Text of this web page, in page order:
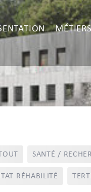
SANTÉ /
RÉHABILITÉ